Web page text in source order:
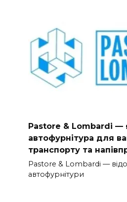
Pastore & Lombardi —
автофурнітура для
транспорту та
Pastore & Lombardi —
автофурнітури